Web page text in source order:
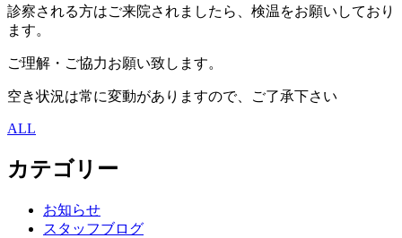
診察される方はご来院されましたら、検温をお願いしており
ます。
ご理解・ご協力お願い致します。
空き状況は常に変動がありますので、ご了承下さい
ALL
カテゴリー
お知らせ
スタッフブログ